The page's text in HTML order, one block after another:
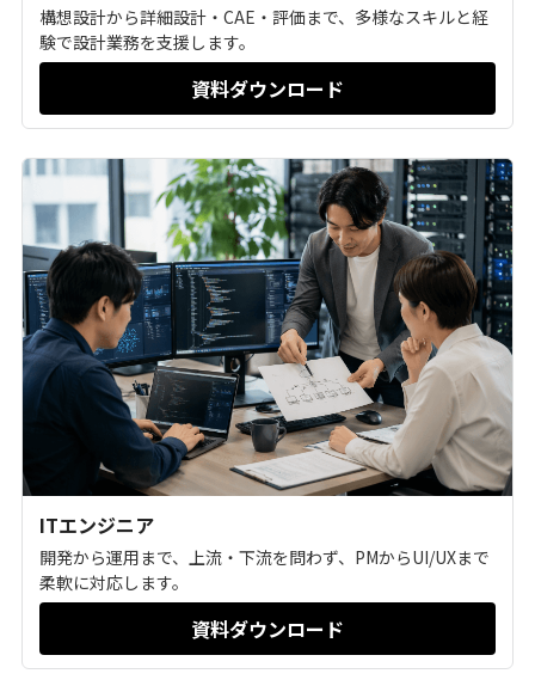
構想設計から詳細設計・CAE・評価まで、多様なスキルと経
験で設計業務を支援します。
資料ダウンロード
ITエンジニア
開発から運用まで、上流・下流を問わず、PMからUI/UXまで
柔軟に対応します。
資料ダウンロード